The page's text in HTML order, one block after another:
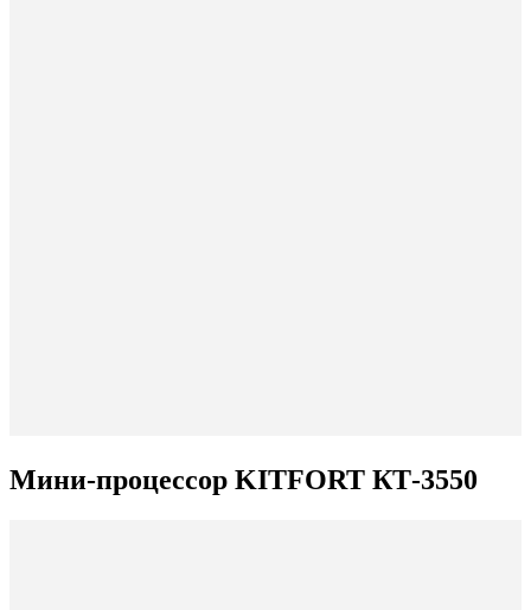
Мини-процессор KITFORT КТ-3550